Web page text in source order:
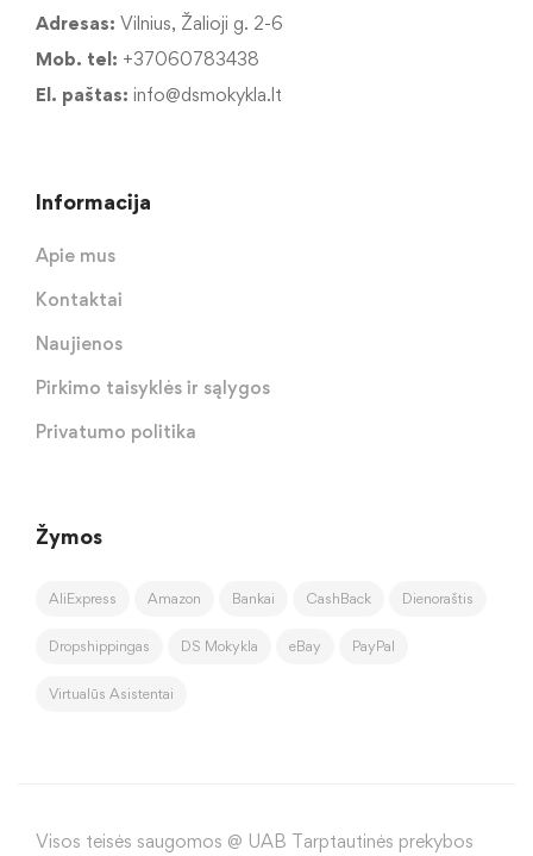
Adresas: Vilnius, Žalioji g. 2-6
Mob. tel: +37060783438
El. paštas: info@dsmokykla.lt
Informacija
Apie mus
Kontaktai
Naujienos
Pirkimo taisyklės ir sąlygos
Privatumo politika
Žymos
AliExpress Amazon Bankai CashBack Dienoraštis
Dropshippingas DS Mokykla eBay PayPal
Virtualūs Asistentai
Visos teisės saugomos @ UAB Tarptautinės prekybos